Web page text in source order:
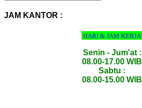
JAM KANTOR :
HARI & JAM KERJA
Senin - Jum'at :
08.00-17.00 WIB
Sabtu :
08.00-15.00 WIB